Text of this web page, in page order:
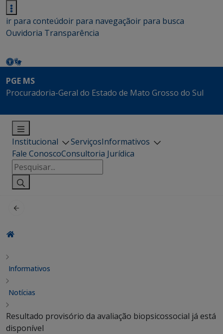
ir para conteúdoir para navegaçãoir para busca
Ouvidoria Transparência
PGE MS
Procuradoria-Geral do Estado de Mato Grosso do Sul
Institucional ServiçosInformativos
Fale ConoscoConsultoria Jurídica
Pesquisar
por:
Informativos
Notícias
Resultado provisório da avaliação biopsicossocial já está
disponível